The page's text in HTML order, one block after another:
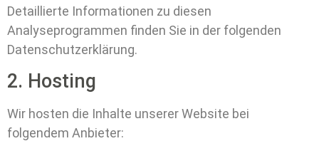
Detaillierte Informationen zu diesen
Analyseprogrammen finden Sie in der folgenden
Datenschutzerklärung.
2. Hosting
Wir hosten die Inhalte unserer Website bei
folgendem Anbieter: